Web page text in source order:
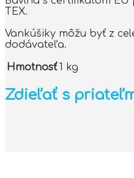
TEX.
Vankúšiky môžu byť z
dodávateľa.
Hmotnosť 1 kg
Zdieľať s